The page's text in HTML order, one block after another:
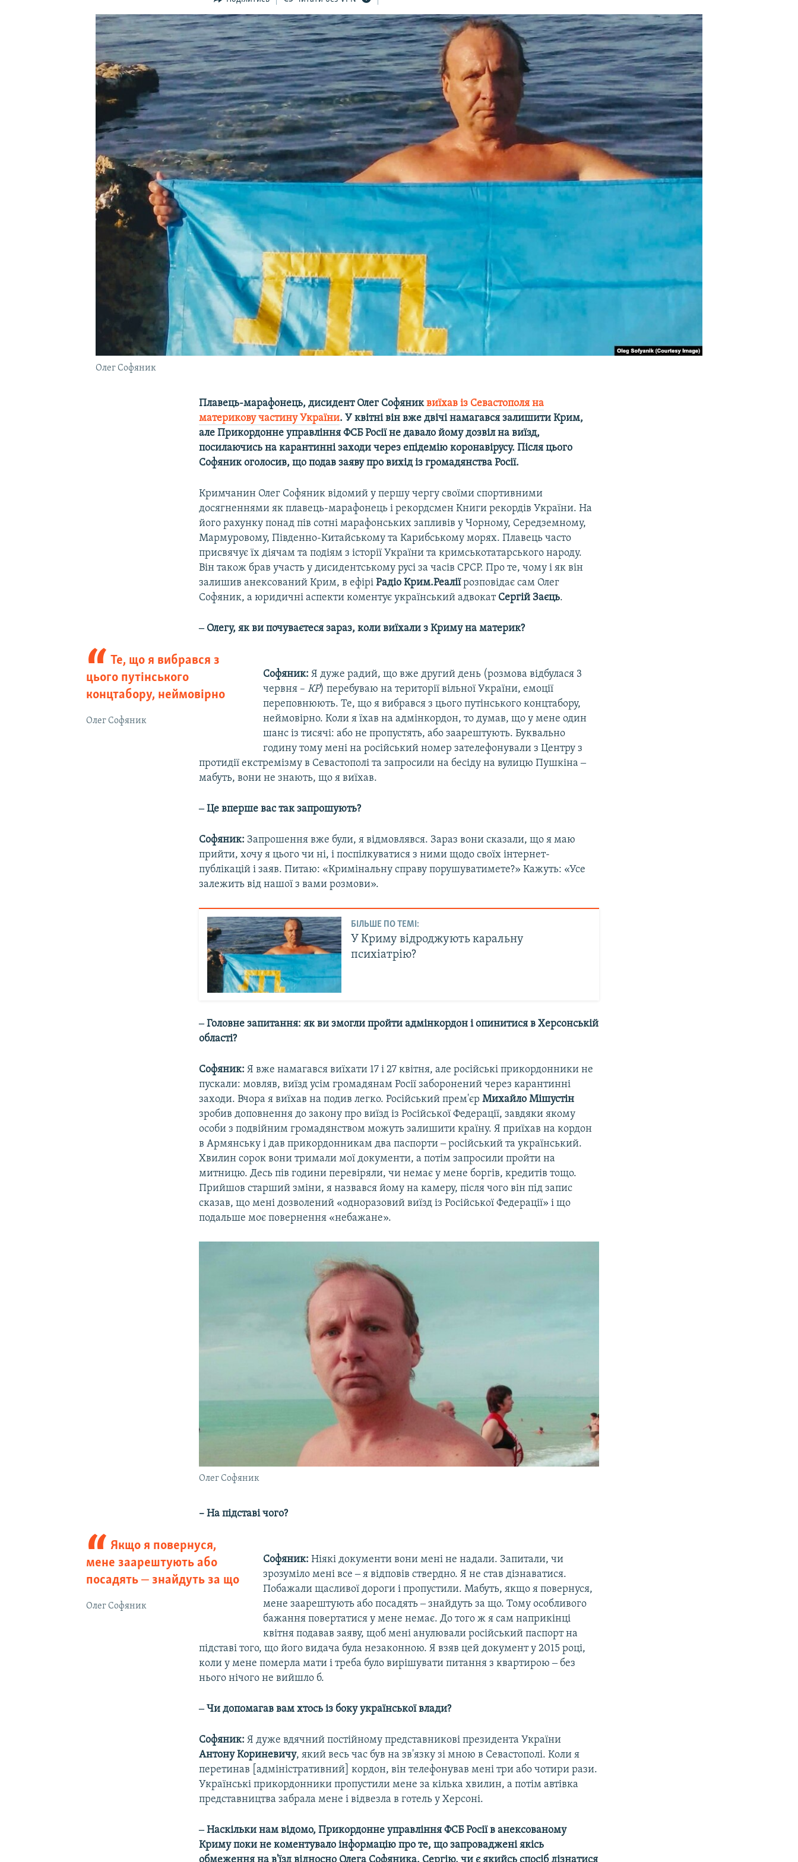
УКРАЇНСЬКА ПРОБЛЕМА КРИМУ
Олег Софяник
Плавець-марафонець, дисидент Олег Софяниквиїхав із Севастополя на
материкову частину України. У квітні він вже двічі намагався залишити Крим,
але Прикордонне управління ФСБ Росії не давало йому дозвіл на виїзд,
посилаючись на карантинні заходи через епідемію коронавірусу. Після цього
Софяник оголосив, що подав заяву про вихід із громадянства Росії.
Кримчанин Олег Софяник відомий у першу чергу своїми спортивними
досягненнями як плавець-марафонець і рекордсмен Книги рекордів України. На
його рахунку понад пів сотні марафонських запливів у Чорному, Середземному,
Мармуровому, Південно-Китайському та Карибському морях. Плавець часто
присвячує їх діячам та подіям з історії України та кримськотатарського народу.
Він також брав участь у дисидентському русі за часів СРСР. Про те, чому і як він
залишив анексований Крим, в ефіріРадіо Крим.Реаліїрозповідає сам Олег
Софяник, а юридичні аспекти коментує український адвокат Сергій Заєць.
‒ Олегу, як ви почуваєтеся зараз, коли виїхали з Криму на материк?
Те, що я вибрався з
цього путінського
концтабору, неймовірно
Олег Софяник
Софяник: Я дуже радий, що вже другий день (розмова відбулася 3
червня – КР) перебуваю на території вільної України, емоції
переповнюють. Те, що я вибрався з цього путінського концтабору,
неймовірно. Коли я їхав на адмінкордон, то думав, що у мене один
шанс із тисячі: або не пропустять, або заарештують. Буквально
годину тому мені на російський номер зателефонували з Центру з
протидії екстремізму в Севастополі та запросили на бесіду на вулицю Пушкіна ‒
мабуть, вони не знають, що я виїхав.
‒ Це вперше вас так запрошують?
Софяник: Запрошення вже були, я відмовлявся. Зараз вони сказали, що я маю
прийти, хочу я цього чи ні, і поспілкуватися з ними щодо своїх інтернет-
публікацій і заяв. Питаю: «Кримінальну справу порушуватимете?» Кажуть: «Усе
залежить від нашої з вами розмови».
БІЛЬШЕ ПО ТЕМІ:
У Криму відроджують каральну
психіатрію?
‒ Головне запитання: як ви змогли пройти адмінкордон і опинитися в Херсонській
області?
Софяник: Я вже намагався виїхати 17 і 27 квітня, але російські прикордонники не
пускали: мовляв, виїзд усім громадянам Росії заборонений через карантинні
заходи. Вчора я виїхав на подив легко. Російський прем'єрМихайло Мішустін
зробив доповнення до закону про виїзд із Російської Федерації, завдяки якому
особи з подвійним громадянством можуть залишити країну. Я приїхав на кордон
в Армянську і дав прикордонникам два паспорти ‒ російський та український.
Хвилин сорок вони тримали мої документи, а потім запросили пройти на
митницю. Десь пів години перевіряли, чи немає у мене боргів, кредитів тощо.
Прийшов старший зміни, я назвався йому на камеру, після чого він під запис
сказав, що мені дозволений «одноразовий виїзд із Російської Федерації» і що
подальше моє повернення «небажане».
Олег Софяник
– На підставі чого?​
Якщо я повернуся,
мене заарештують або
посадять ‒ знайдуть за що
Олег Софяник
Софяник: Ніякі документи вони мені не надали. Запитали, чи
зрозуміло мені все ‒ я відповів ствердно. Я не став дізнаватися.
Побажали щасливої дороги і пропустили. Мабуть, якщо я повернуся,
мене заарештують або посадять ‒ знайдуть за що. Тому особливого
бажання повертатися у мене немає. До того ж я сам наприкінці
квітня подавав заяву, щоб мені анулювали російський паспорт на
підставі того, що його видача була незаконною. Я взяв цей документ у 2015 році,
коли у мене померла мати і треба було вирішувати питання з квартирою ‒ без
нього нічого не вийшло б.
‒ Чи допомагав вам хтось із боку української влади?
Софяник:Я дуже вдячний постійному представникові президента України
Антону Кориневичу, який весь час був на зв'язку зі мною в Севастополі. Коли я
перетинав [адміністративний] кордон, він телефонував мені три або чотири рази.
Українські прикордонники пропустили мене за кілька хвилин, а потім автівка
представництва забрала мене і відвезла в готель у Херсоні.
‒ Наскільки нам відомо, Прикордонне управління ФСБ Росії в анексованому
Криму поки не коментувало інформацію про те, що запроваджені якісь